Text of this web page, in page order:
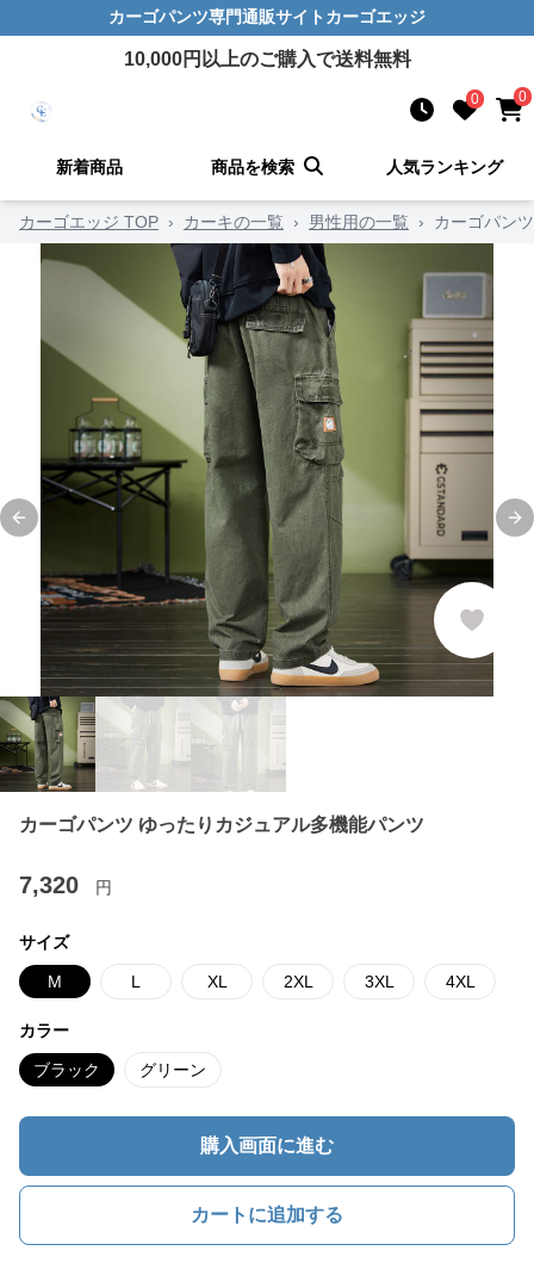
カーゴパンツ専門通販サイト カーゴエッジ
10,000円以上のご購入で送料無料
0 0
新着商品 商品を検索 人気ランキング
カーゴエッジ TOP › カーキの一覧 › 男性用の一覧 › カーゴパン
Previous slide
カーゴパンツ ゆったりカジュアル多機能パンツ
7,320 円
サイズ
M L XL 2XL 3XL 4XL
カラー
ブラック グリーン
購入画面に進む
カートに追加する